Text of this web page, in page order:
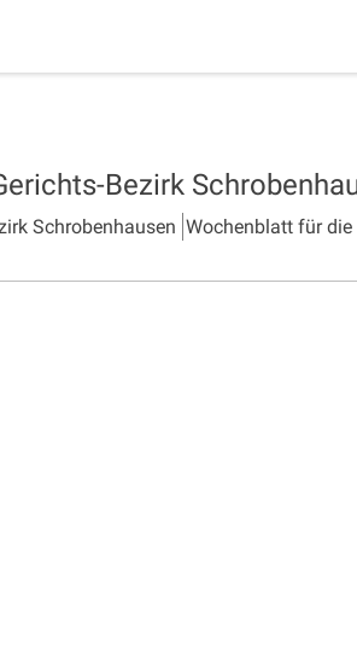
Bezirk
Schrobenhausen Wochenblatt für